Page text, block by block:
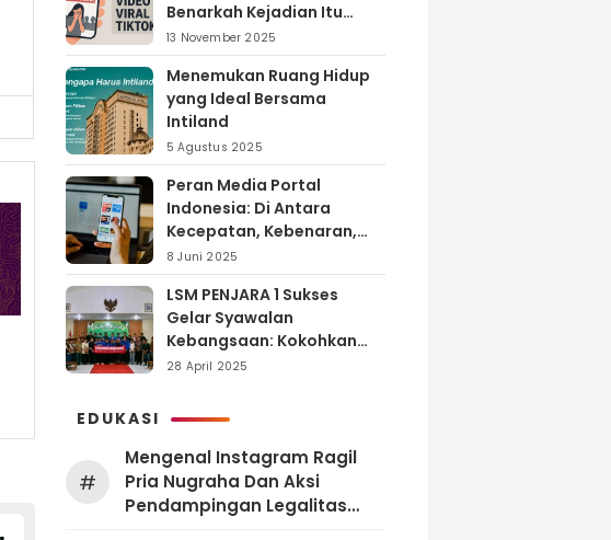
Benarkah Kejadian Itu
Nyata?
13 November 2025
Menemukan Ruang Hidup
yang Ideal Bersama
Intiland
5 Agustus 2025
Peran Media Portal
Indonesia: Di Antara
Kecepatan, Kebenaran,
dan Tanggung Jawab
8 Juni 2025
LSM PENJARA 1 Sukses
Gelar Syawalan
Kebangsaan: Kokohkan
Tekad Melawan Korupsi
28 April 2025
EDUKASI
#
Mengenal Instagram Ragil
Pria Nugraha Dan Aksi
Pendampingan Legalitas